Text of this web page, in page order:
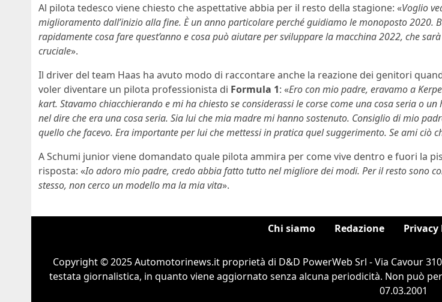
Al pilota tedesco viene chiesto che aspettative abbia per il resto della stagione: «Voglio
miglioramento dall’inizio alla fine. È un anno particolare perché guidiamo le monoposto 2020.
rapidamente cosa fare quest’anno e cosa può aiutare per sviluppare la macchina 2022, che
cruciale».
Il driver del team Haas ha avuto modo di raccontare anche la reazione dei genitori
voler diventare un pilota professionista di Formula 1: «Ero con mio padre, eravamo a
kart. Stavamo chiacchierando e mi ha chiesto se considerassi le corse come una cosa seria o un
nel dire che era una cosa seria. Sia lui che mia madre mi hanno sostenuto. Consiglio di mio
quello che facevo. Era importante per lui che mettessi in pratica quel suggerimento. Se ami ciò
A Schumi junior viene domandato quale pilota ammira per come vive dentro e fuori la
risposta: «Io adoro mio padre, credo abbia fatto tutto nel migliore dei modi. Per il resto sono
stesso, non cerco un modello ma la mia vita».
Chi siamo Redazione Privacy
Copyright © 2025 Automotorinews.it proprietà di D&D PowerWeb Srl - Via Cavour
testata giornalistica, in quanto viene aggiornato senza alcuna periodicità. Non può
07.03.2001